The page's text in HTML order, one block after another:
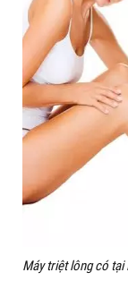
Máy triệt lông có tại